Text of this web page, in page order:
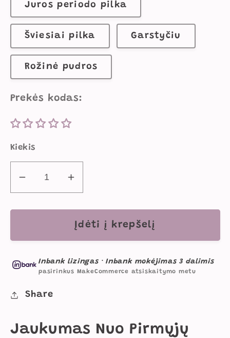
Juros periodo pilka
Šviesiai pilka Garstyčiu
Rožinė pudros
Prekės kodas:
Kiekis
Sumažinti
Kūdikio
Lizdelis
Velvet“,
×
cm
Padidinti
Kūdikio
Lizdelis
„Švelnus
Velvet“,
×
Įdėti į krepšelį
Inbank lizingas ·Inbank mokėjimas 3 dalimis
pasirinkus MakeCommerce atsiskaitymo metu
Share
Jaukumas Nuo Pirmųjų